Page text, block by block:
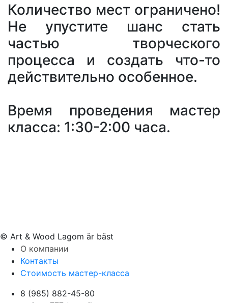
Количество мест ограничено!
Не упустите шанс стать
частью творческого
процесса и создать что-то
действительно особенное.
Время проведения мастер
класса: 1:30-2:00 часа.
© Art & Wood Lagom är bäst
О компании
Контакты
Стоимость мастер-класса
8 (985) 882-45-80